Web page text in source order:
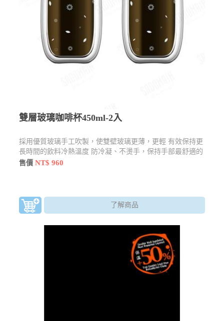
雙層玻璃咖啡杯450ml-2入
採用優質玻璃手工吹製，使雙壁玻璃更薄，更輕 有效保持更
長時間的飲料冷熱溫度 防冷凝、不燙手，保持手部最舒適的
觸感
售價NT$ 960
了解商品